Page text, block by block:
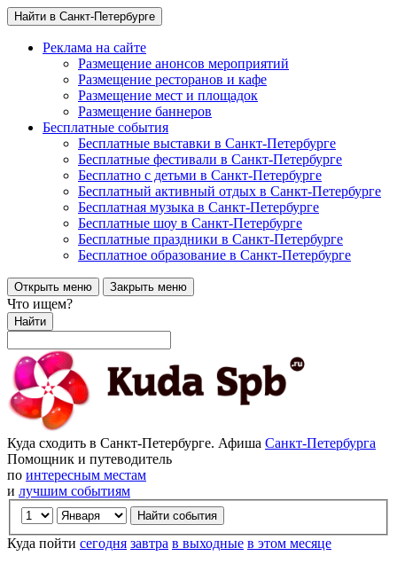
Найти в Санкт-Петербурге
Реклама на сайте
Размещение анонсов мероприятий
Размещение ресторанов и кафе
Размещение мест и площадок
Размещение баннеров
Бесплатные события
Бесплатные выставки в Санкт-Петербурге
Бесплатные фестивали в Санкт-Петербурге
Бесплатно с детьми в Санкт-Петербурге
Бесплатный активный отдых в Санкт-Петербурге
Бесплатная музыка в Санкт-Петербурге
Бесплатные шоу в Санкт-Петербурге
Бесплатные праздники в Санкт-Петербурге
Бесплатное образование в Санкт-Петербурге
Открыть меню Закрыть меню
Что ищем?
Найти
Куда сходить в Санкт-Петербурге. Афиша Санкт-Петербурга
Помощник и путеводитель
по интересным местам
и лучшим событиям
Куда пойти сегодня завтра в выходные в этом месяце